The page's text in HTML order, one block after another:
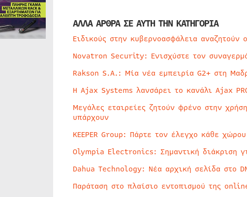
ΑΛΛΑ ΑΡΘΡΑ ΣΕ ΑΥΤΗ ΤΗΝ ΚΑΤΗΓΟΡΙΑ
Ειδικούς στην κυβερνοασφάλεια αναζητούν
Novatron Security: Ενισχύστε τον
Rakson S.A.: Μία νέα εμπειρία G2+ στη
Η Ajax Systems λανσάρει το κανάλι Ajax
Μεγάλες εταιρείες ζητούν φρένο στην
υπάρχουν
KEEPER Group: Πάρτε τον έλεγχο κάθε
Olympia Electronics: Σημαντική διάκριση
Dahua Technology: Νέα αρχική σελίδα στο
Παράταση στο πλαίσιο εντοπισμού της